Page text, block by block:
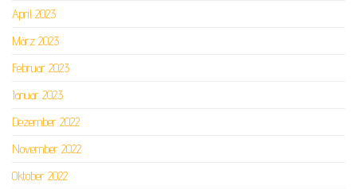
April 2023
März 2023
Februar 2023
Januar 2023
Dezember 2022
November 2022
Oktober 2022